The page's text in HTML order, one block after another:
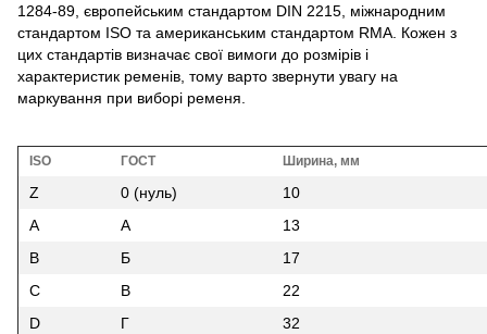
1284-89, європейським стандартом DIN 2215, міжнародним
стандартом ISO та американським стандартом RMA. Кожен з
цих стандартів визначає свої вимоги до розмірів і
характеристик ременів, тому варто звернути увагу на
маркування при виборі ременя.
ISO ГОСТ Ширина, мм
Z 0 (нуль)
10
A
A
13
B
Б
17
C
В
22
D
Г
32